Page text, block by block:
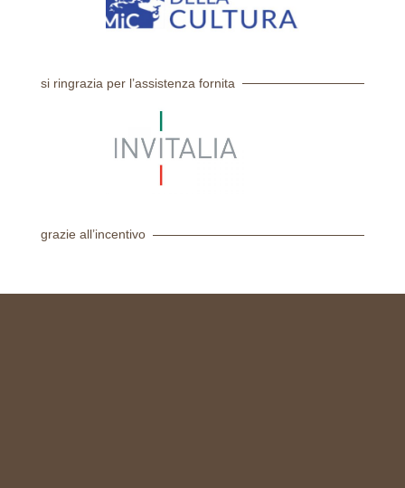
si ringrazia per l’assistenza fornita
grazie all’incentivo